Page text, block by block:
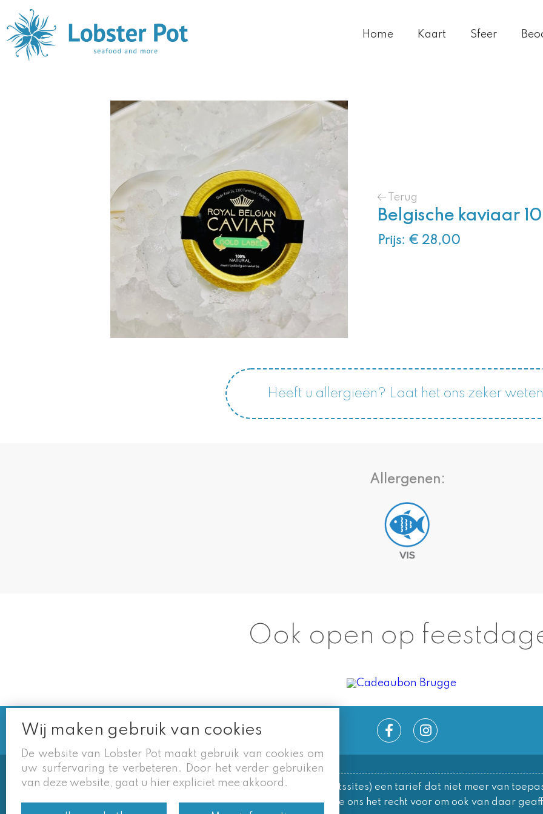
Home Kaart Sfeer
Terug
Belgische kaviaar
Prijs: € 28,00
Heeft u allergieën? Laat het ons zeker
Allergenen:
Ook open op
Soms vermelden derden sites (google/overzichtssites) een tarief dat niet meer van
eigen site zijn geldig. Desondanks behouden we ons het recht voor om ook van daar
Wij maken gebruik van cookies
De website van Lobster Pot maakt gebruik van cookies om
uw surfervaring te verbeteren. Door het verder gebruiken
van deze website, gaat u hier expliciet mee akkoord.